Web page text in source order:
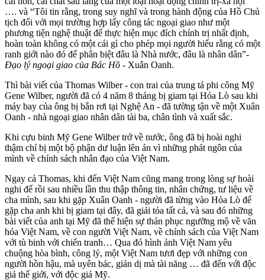
…. và “Tôi tin rằng, trong suy nghĩ và trong hành động của Hồ Chủ
tịch đối với mọi trường hợp lấy công tác ngoại giao như một
phương tiện nghệ thuật để thực hiện mục đích chính trị nhất định,
hoàn toàn không có một cái gì cho phép mọi người hiểu rằng có một
ranh giới nào đó để phân biệt đâu là Nhà nước, đâu là nhân dân”-
Đạo lý ngoại giao của Bác Hồ - Xuân Oanh.
Thì bài viết của Thomas Wilber - con trai của trung tá phi công Mỹ
Gene Wilber, người đã có 4 năm 8 tháng bị giam tại Hỏa Lò sau khi
máy bay của ông bị bắn rơi tại Nghệ An - đã tường tận về một Xuân
Oanh - nhà ngoại giao nhân dân tài ba, chân tình và xuất sắc.
Khi cựu binh Mỹ Gene Wilber trở về nước, ông đã bị hoài nghi
thậm chí bị một bộ phận dư luận lên án vì những phát ngôn của
mình về chính sách nhân đạo của Việt Nam.
Ngay cả Thomas, khi đến Việt Nam cũng mang trong lòng sự hoài
nghi để rồi sau nhiều lần thu thập thông tin, nhân chứng, tư liệu về
cha mình, sau khi gặp Xuân Oanh - người đã từng vào Hỏa Lò để
gặp cha anh khi bị giam tại đây, đã giải tỏa tất cả, và sau đó những
bài viết của anh tại Mỹ đã thể hiện sự thán phục ngưỡng mộ về văn
hóa Việt Nam, về con người Việt Nam, về chính sách của Việt Nam
với tù binh với chiến tranh… Qua đó hình ảnh Việt Nam yêu
chuộng hòa bình, công lý, một Việt Nam tươi đẹp với những con
người hồn hậu, mà uyên bác, giản dị mà tài năng … đã đến với độc
giả thế giới, với độc giả Mỹ.